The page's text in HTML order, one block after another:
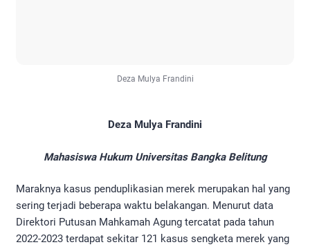
Deza Mulya Frandini
Deza Mulya Frandini
Mahasiswa Hukum Universitas Bangka Belitung
Maraknya kasus penduplikasian merek merupakan hal yang
sering terjadi beberapa waktu belakangan. Menurut data
Direktori Putusan Mahkamah Agung tercatat pada tahun
2022-2023 terdapat sekitar 121 kasus sengketa merek yang